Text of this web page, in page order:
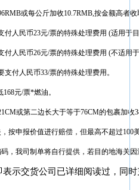
或每公斤加收10.7RMB,按金额高者
付人民币23元/票的特殊处理费用 (适用
付人民币26元/票的特殊处理费用 (不适
付人民币33/票的特殊处理费用。
元/票*燃油。
或第二边长大于等于76CM的包裹加
按申报价值进行赔偿，但最高不超过
，我司制单将自行提供，若目的地海关
示交货公司已详细阅读过，同